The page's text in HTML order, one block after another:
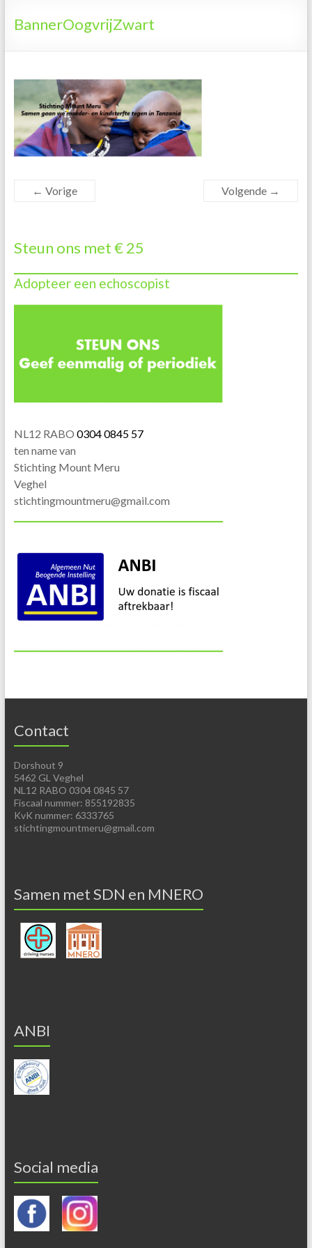
BannerOogvrijZwart
← Vorige Volgende →
Steun ons met € 25
Adopteer een echoscopist
NL12 RABO 0304 0845 57
ten name van
Stichting Mount Meru
Veghel
stichtingmountmeru@gmail.com
Contact
Dorshout 9
5462 GL Veghel
NL12 RABO 0304 0845 57
Fiscaal nummer: 855192835
KvK nummer: 6333765
stichtingmountmeru@gmail.com
Samen met SDN en MNERO
ANBI
Social media